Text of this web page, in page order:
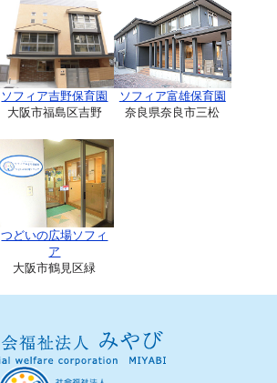
ソフィア吉野保育園
大阪市福島区吉野
ソフィア富雄保育園
奈良県奈良市三松
つどいの広場ソフィ
ア
大阪市鶴見区緑